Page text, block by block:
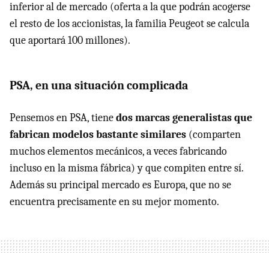
inferior al de mercado (oferta a la que podrán acogerse
el resto de los accionistas, la familia Peugeot se calcula
que aportará 100 millones).
PSA, en una situación complicada
Pensemos en PSA, tienedos marcas generalistas que
fabrican modelos bastante similares (comparten
muchos elementos mecánicos, a veces fabricando
incluso en la misma fábrica) y que compiten entre sí.
Además su principal mercado es Europa, que no se
encuentra precisamente en su mejor momento.